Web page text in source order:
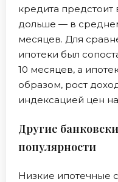
кредита предстоит
дольше — в
месяцев. Для
ипотеки был
10 месяцев, а
образом, рост
индексацией цен
Другие
популярности
Низкие ипотечные